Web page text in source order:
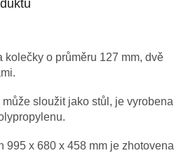
kolečky o průměru 127 mm, dvě
sloužit jako stůl, je vyrobena
995 x 680 x 458 mm je zhotovena